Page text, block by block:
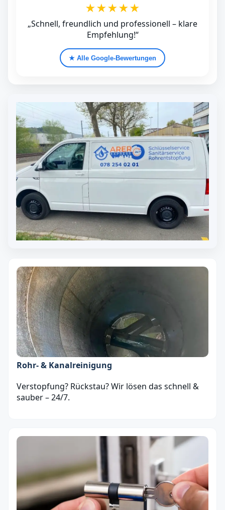
★★★★★
„Schnell, freundlich und professionell – klare
Empfehlung!“
★ Alle Google‑Bewertungen
Rohr- & Kanalreinigung
Verstopfung? Rückstau? Wir lösen das schnell &
sauber – 24/7.